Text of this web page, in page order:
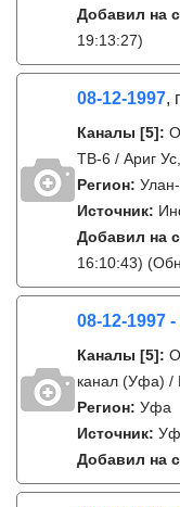
Добавил на
19:13:27)
08-12-1997,
Каналы [5]:
ТВ-6 / Ариг
Регион:
Источник:
Добавил на
16:10:43)
08-12-1997
Каналы [5]:
канал (Уфа) /
Регион: Уфа
Источник:
Добавил на